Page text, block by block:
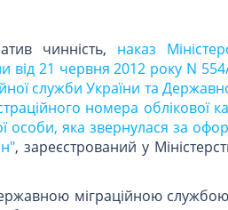
чинність, наказ
від 21 червня 2012 року N
служби України та
номера облікової
особи, яка звернулася за
, зареєстрований у
міграційною службою